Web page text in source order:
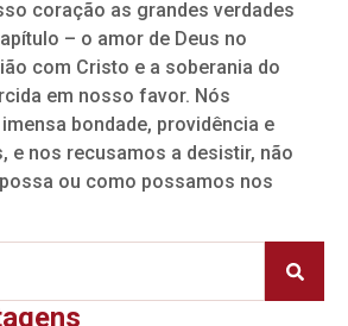
coração as grandes verdades
– o amor de Deus no
com Cristo e a soberania do
em nosso favor. Nós
bondade, providência e
e nos recusamos a desistir, não
ou como possamos nos